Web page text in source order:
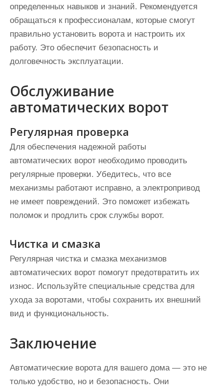
определенных навыков и знаний. Рекомендуется
обращаться к профессионалам, которые смогут
правильно установить ворота и настроить их
работу. Это обеспечит безопасность и
долговечность эксплуатации.
Обслуживание
автоматических ворот
Регулярная проверка
Для обеспечения надежной работы
автоматических ворот необходимо проводить
регулярные проверки. Убедитесь, что все
механизмы работают исправно, а электропривод
не имеет повреждений. Это поможет избежать
поломок и продлить срок службы ворот.
Чистка и смазка
Регулярная чистка и смазка механизмов
автоматических ворот помогут предотвратить их
износ. Используйте специальные средства для
ухода за воротами, чтобы сохранить их внешний
вид и функциональность.
Заключение
Автоматические ворота для вашего дома — это не
только удобство, но и безопасность. Они